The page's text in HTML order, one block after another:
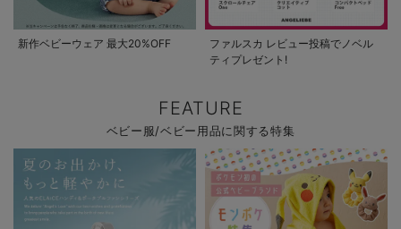
新作ベビーウェア 最大20%OFF
ファルスカ レビュー投稿でノベル
ティプレゼント!
FEATURE
ベビー服/ベビー用品に関する特集